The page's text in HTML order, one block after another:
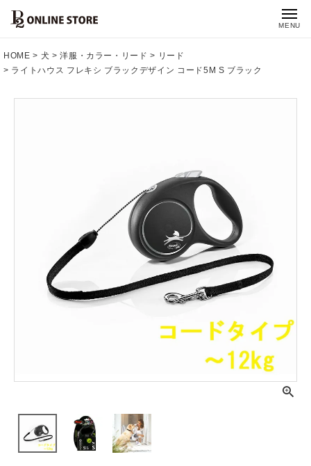
MENU
HOME 犬 洋服・カラー・リード
リード
ライトハウス フレキシ ブラックデザイン コード5M S ブラック